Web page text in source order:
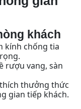
khách
kính chống tia
rượu vang, sàn
thưởng thức
gian tiếp khách.